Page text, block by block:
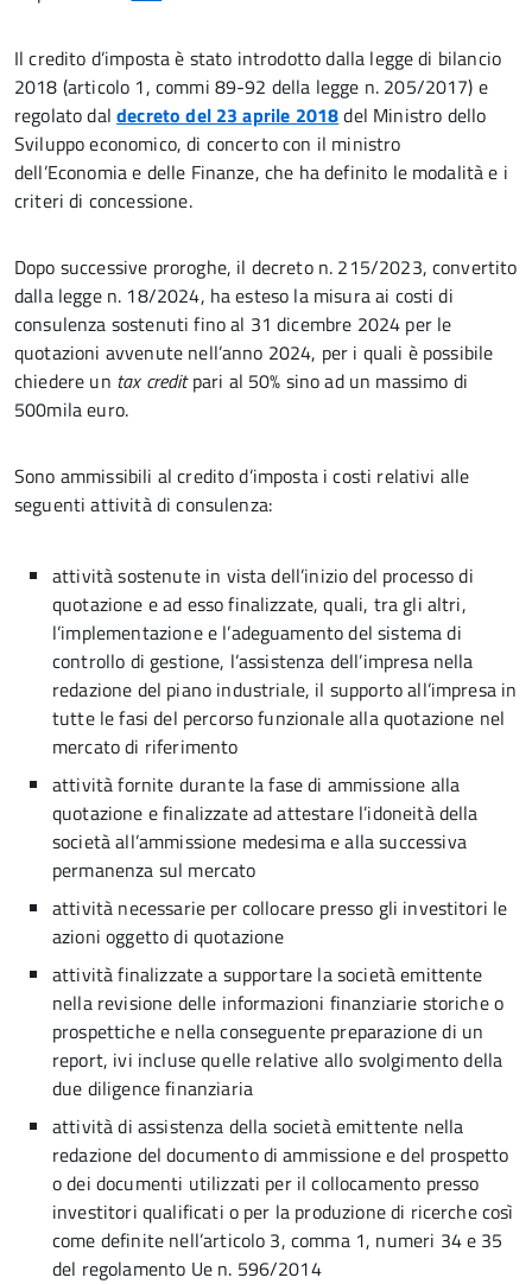
Il credito d’imposta è stato introdotto dalla legge di bilancio
2018 (articolo 1, commi 89-92 della legge n. 205/2017) e
regolato daldecreto del 23 aprile 2018del Ministro dello
Sviluppo economico, di concerto con il ministro
dell’Economia e delle Finanze, che ha definito le modalità e i
criteri di concessione.
Dopo successive proroghe, il decreto n. 215/2023, convertito
dalla legge n. 18/2024, ha esteso la misura ai costi di
consulenza sostenuti fino al 31 dicembre 2024 per le
quotazioni avvenute nell’anno 2024, per i quali è possibile
chiedere un tax credit pari al 50% sino ad un massimo di
500mila euro.
Sono ammissibili al credito d’imposta i costi relativi alle
seguenti attività di consulenza:
attività sostenute in vista dell’inizio del processo di
quotazione e ad esso finalizzate, quali, tra gli altri,
l’implementazione e l’adeguamento del sistema di
controllo di gestione, l’assistenza dell’impresa nella
redazione del piano industriale, il supporto all’impresa in
tutte le fasi del percorso funzionale alla quotazione nel
mercato di riferimento
attività fornite durante la fase di ammissione alla
quotazione e finalizzate ad attestare l’idoneità della
società all’ammissione medesima e alla successiva
permanenza sul mercato
attività necessarie per collocare presso gli investitori le
azioni oggetto di quotazione
attività finalizzate a supportare la società emittente
nella revisione delle informazioni finanziarie storiche o
prospettiche e nella conseguente preparazione di un
report, ivi incluse quelle relative allo svolgimento della
due diligence finanziaria
attività di assistenza della società emittente nella
redazione del documento di ammissione e del prospetto
o dei documenti utilizzati per il collocamento presso
investitori qualificati o per la produzione di ricerche così
come definite nell’articolo 3, comma 1, numeri 34 e 35
del regolamento Ue n. 596/2014